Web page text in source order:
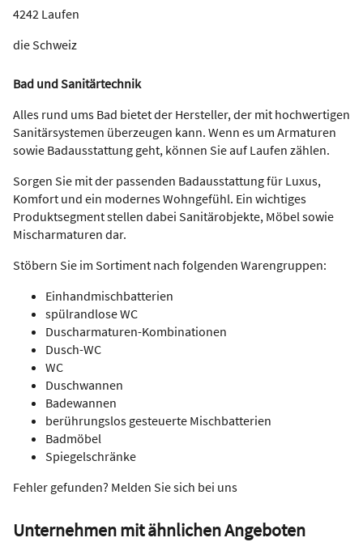
4242 Laufen
die Schweiz
Bad und Sanitärtechnik
Alles rund ums Bad bietet der Hersteller, der mit hochwertigen
Sanitärsystemen überzeugen kann. Wenn es um Armaturen
sowie Badausstattung geht, können Sie auf Laufen zählen.
Sorgen Sie mit der passenden Badausstattung für Luxus,
Komfort und ein modernes Wohngefühl. Ein wichtiges
Produktsegment stellen dabei Sanitärobjekte, Möbel sowie
Mischarmaturen dar.
Stöbern Sie im Sortiment nach folgenden Warengruppen:
Einhandmischbatterien
spülrandlose WC
Duscharmaturen-Kombinationen
Dusch-WC
WC
Duschwannen
Badewannen
berührungslos gesteuerte Mischbatterien
Badmöbel
Spiegelschränke
Fehler gefunden? Melden Sie sich bei uns
Unternehmen mit ähnlichen Angeboten